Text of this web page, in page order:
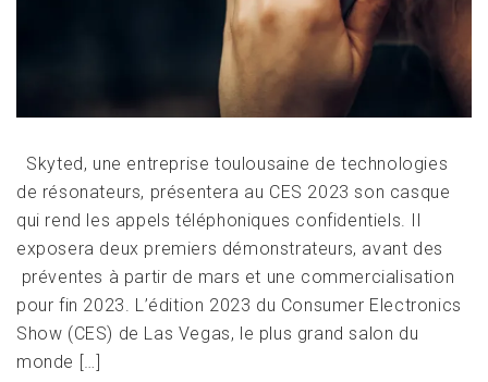
Skyted, une entreprise toulousaine de technologies
de résonateurs, présentera au CES 2023 son casque
qui rend les appels téléphoniques confidentiels. Il
exposera deux premiers démonstrateurs, avant des
préventes à partir de mars et une commercialisation
pour fin 2023. L’édition 2023 du Consumer Electronics
Show (CES) de Las Vegas, le plus grand salon du
monde […]